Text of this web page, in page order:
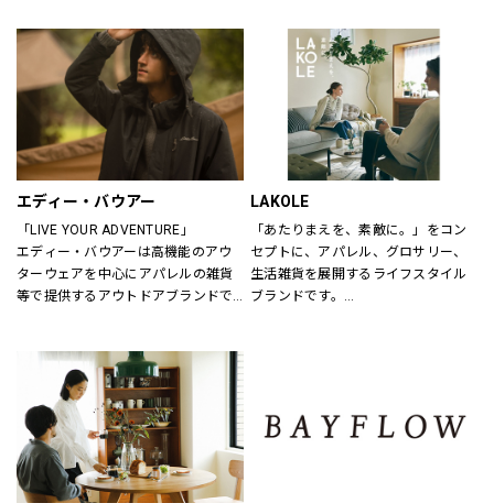
レンドアイテムまで豊富なランナッ
プを取り揃えます。
いまの気分で、もっと自由に。GU
は、自由。
エディー・バウアー
「LIVE YOUR ADVENTURE」
エディー・バウアーは高機能のアウ
ターウェアを中心にアパレルの雑貨
等で提供するアウトドアブランドで
ウアーは人々が「冒険を生きる」こ
とにインスピレーションを与え続け
てきました。
アウトドア・ライフスタルウェア等
の幅広いアイテムをメンズ・ウィメ
ンズ・ユニセックスにて展開してお
ります。
LAKOLE
「あたりまえを、素敵に。」をコン
セプトに、アパレル、グロサリー、
生活雑貨を展開するライフスタイル
ブランドです。